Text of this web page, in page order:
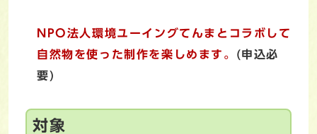
NPO法人環境ユーイングてんまとコラボして
自然物を使った制作を楽しめます。 (申込必
要)
対象